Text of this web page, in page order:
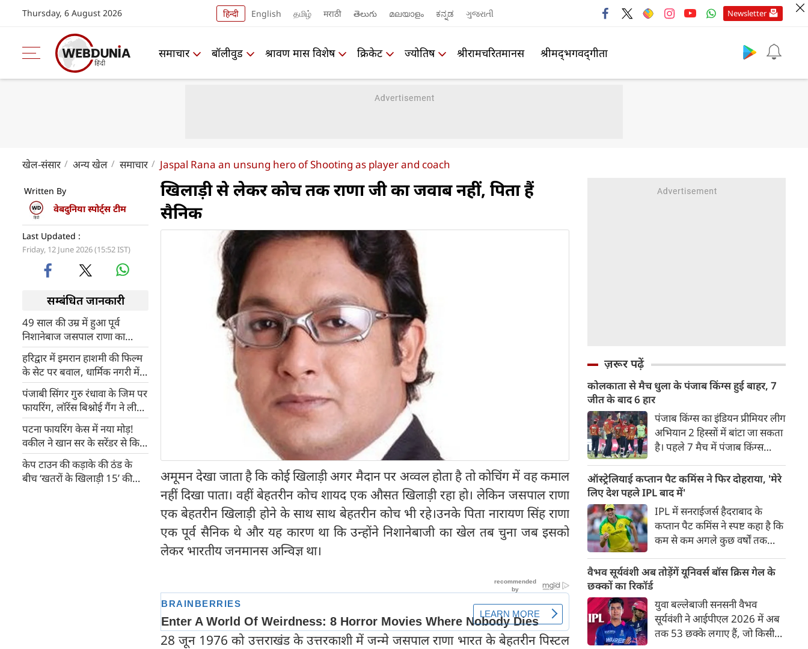
Thursday, 6 August 2026 हिन्दी English தமிழ் मराठी తెలుగు മലയാളം ಕನ್ನಡ ગુજરાતી Newsletter
समाचार बॉलीवुड श्रावण मास विशेष क्रिकेट ज्योतिष श्रीरामचरितमानस श्रीमद्‍भगवद्‍गीता
खेल-संसार अन्य खेल समाचार Jaspal Rana an unsung hero of Shooting as player and coach
Written By
वेबदुनिया स्पोर्ट्स टीम
Last Updated :
Friday, 12 June 2026 (15:52 IST)
सम्बंधित जानकारी
49 साल की उम्र में हुआ पूर्व
निशानेबाज जसपाल राणा का
निधन, एक हफ्ते पहले डला था स्टेंट
हरिद्वार में इमरान हाशमी की फिल्म
के सेट पर बवाल, धार्मिक नगरी में
'Bar' साइनबोर्ड पर भड़के लोग
पंजाबी सिंगर गुरु रंधावा के जिम पर
फायरिंग, लॉरेंस बिश्नोई गैंग ने ली
जिम्मेदारी, सलमान खान से जोड़ा
कनेक्शन!
पटना फायरिंग केस में नया मोड़!
वकील ने खान सर के सरेंडर से किया
इनकार, बताया क्या होगा अगला
कदम?
केप टाउन की कड़ाके की ठंड के
बीच ‘खतरों के खिलाड़ी 15’ की
खिलाड़ी से लेकर कोच तक राणा जी का जवाब नहीं, पिता हैं
सैनिक
अमूमन देखा जाता है कि कोई खिलाड़ी अगर मैदान पर अव्वल होता है तो कोचिंग में वह कमाल
नहीं दिखा पाता। वहीं बेहतरीन कोच शायद एक औसत खिलाड़ी रहा हो। लेकिन जसपाल राणा
एक बेहतरीन खिलाड़ी होने के साथ साथ बेहतरीन कोच भी रहे।उनके पिता नारायण सिंह राणा
एक पूर्व सैनिक थे और यह कारण था कि उन्होंने निशानेबाजी का खेल तब चुना जब इसको
लेकर भारतीय जनमानस अन्विज्ञ था।
28 जून 1976 को उत्तराखंड के उत्तरकाशी में जन्मे जसपाल राणा भारत के बेहतरीन पिस्टल
ज़रूर पढ़ें
कोलकाता से मैच धुला के पंजाब किंग्स हुई बाहर, 7
जीत के बाद 6 हार
पंजाब किंग्स का इंडियन प्रीमियर लीग
अभियान 2 हिस्सों में बांटा जा सकता
है। पहले 7 मैच में पंजाब किंग्स
उसे हार का सामना करना पड़ा इसके
बाद अंतिम मैच वह जरूर जीती
लेकिन तब तक उसकी किस्मत
लखनऊ के हाथ लिखी गई थी।
ऑस्ट्रेलियाई कप्तान पैट कमिंस ने फिर दोहराया, 'मेरे
लिए देश पहले IPL बाद में'
IPL में सनराईजर्स हैदराबाद के
कप्तान पैट कमिंस ने स्पष्ट कहा है कि
कम से कम अगले कुछ वर्षों तक
प्राथमिकता होगी। यह बयान उस चर्चा
के बीच आया है, जिसमें कहा जा रहा
है कि ऑस्ट्रेलिया के कुछ बड़े खिलाड़ी
IPL से आगे बढ़कर अन्य फ्रेंचाइजी
क्रिकेट खेलने के लिए राष्ट्रीय टीम से
दूरी बना सकते हैं।
वैभव सूर्यवंशी अब तोड़ेंगें यूनिवर्स बॉस क्रिस गेल के
छक्कों का रिकॉर्ड
युवा बल्लेबाजी सनसनी वैभव
सूर्यवंशी ने आईपीएल 2026 में अब
तक 53 छक्के लगाए हैं, जो किसी